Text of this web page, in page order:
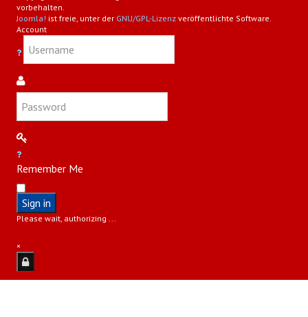
vorbehalten.
Joomla! ist freie, unter der GNU/GPL-Lizenz veröffentlichte Software.
Account
Remember Me
Sign in
Please wait, authorizing ...
×